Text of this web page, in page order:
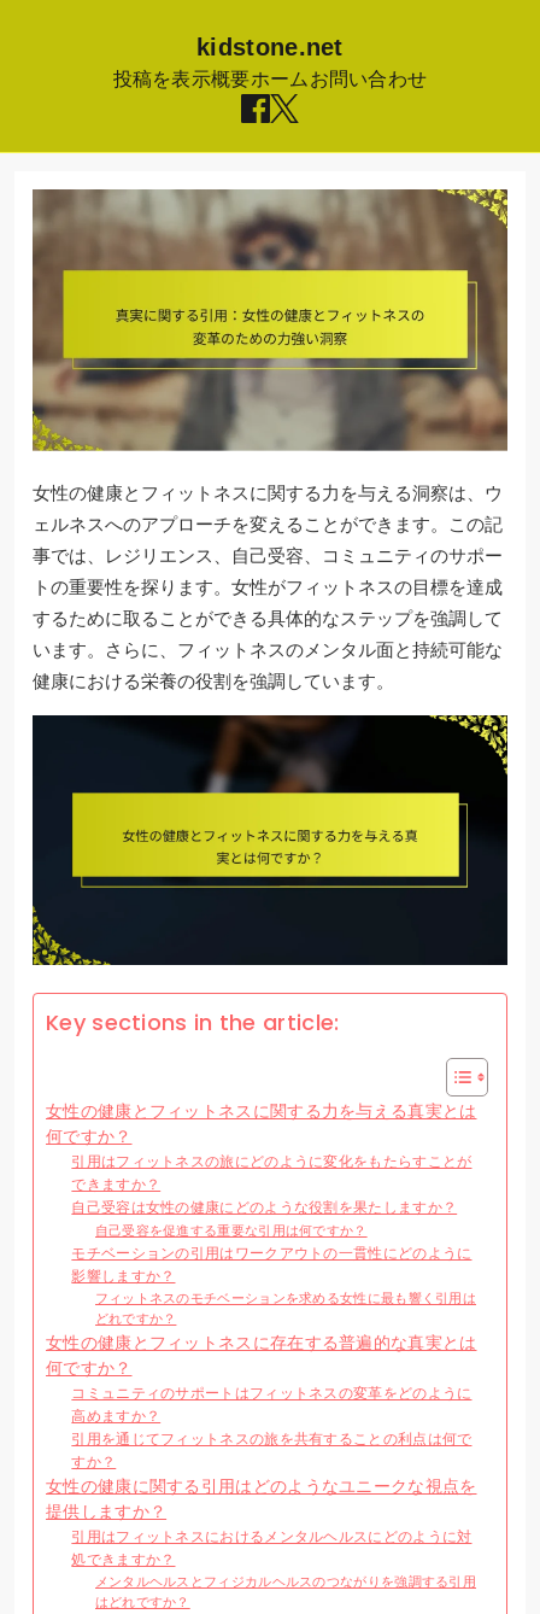
kidstone.net
投稿を表示概要ホーム お問い合わせ
content
女性の健康とフィットネスに関する力を与える洞察は、ウ
ェルネスへのアプローチを変えることができます。この記
事では、レジリエンス、自己受容、コミュニティのサポー
トの重要性を探ります。女性がフィットネスの目標を達成
するために取ることができる具体的なステップを強調して
います。さらに、フィットネスのメンタル面と持続可能な
健康における栄養の役割を強調しています。
Key sections in the article:
女性の健康とフィットネスに関する力を与える真実とは
何ですか？
引用はフィットネスの旅にどのように変化をもたらすことが
できますか？
自己受容は女性の健康にどのような役割を果たしますか？
自己受容を促進する重要な引用は何ですか？
モチベーションの引用はワークアウトの一貫性にどのように
影響しますか？
フィットネスのモチベーションを求める女性に最も響く引用は
どれですか？
女性の健康とフィットネスに存在する普遍的な真実とは
何ですか？
コミュニティのサポートはフィットネスの変革をどのように
高めますか？
引用を通じてフィットネスの旅を共有することの利点は何で
すか？
女性の健康に関する引用はどのようなユニークな視点を
提供しますか？
引用はフィットネスにおけるメンタルヘルスにどのように対
処できますか？
メンタルヘルスとフィジカルヘルスのつながりを強調する引用
はどれですか？